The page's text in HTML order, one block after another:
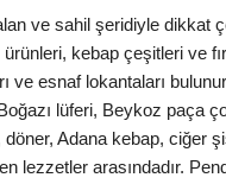
ve sahil şeridiyle
kebap çeşitleri ve
ve esnaf lokantaları
lüferi, Beykoz paça
Adana kebap, ciğer
lezzetler arasındadır.